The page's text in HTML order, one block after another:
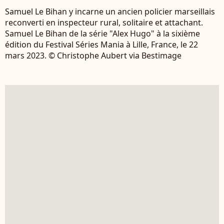
Samuel Le Bihan y incarne un ancien policier marseillais
reconverti en inspecteur rural, solitaire et attachant.
Samuel Le Bihan de la série "Alex Hugo" à la sixième
édition du Festival Séries Mania à Lille, France, le 22
mars 2023. © Christophe Aubert via Bestimage